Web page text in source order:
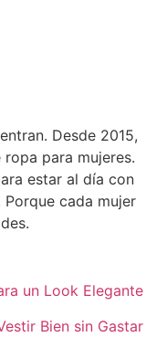
Desde 2015,
para mujeres.
estar al día con
cada mujer
un Look Elegante
Bien sin Gastar